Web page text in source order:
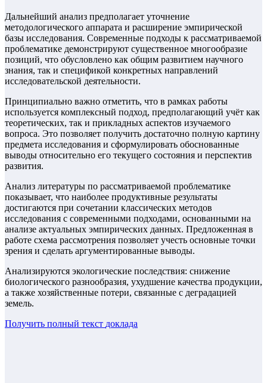
Дальнейший анализ предполагает уточнение
методологического аппарата и расширение эмпирической
базы исследования. Современные подходы к рассматриваемой
проблематике демонстрируют существенное многообразие
позиций, что обусловлено как общим развитием научного
знания, так и спецификой конкретных направлений
исследовательской деятельности.
Принципиально важно отметить, что в рамках работы
используется комплексный подход, предполагающий учёт как
теоретических, так и прикладных аспектов изучаемого
вопроса. Это позволяет получить достаточно полную картину
предмета исследования и сформулировать обоснованные
выводы относительно его текущего состояния и перспектив
развития.
Анализ литературы по рассматриваемой проблематике
показывает, что наиболее продуктивные результаты
достигаются при сочетании классических методов
исследования с современными подходами, основанными на
анализе актуальных эмпирических данных. Предложенная в
работе схема рассмотрения позволяет учесть основные точки
зрения и сделать аргументированные выводы.
Анализируются экологические последствия: снижение
биологического разнообразия, ухудшение качества продукции,
а также хозяйственные потери, связанные с деградацией
земель.
Получить полный текст доклада